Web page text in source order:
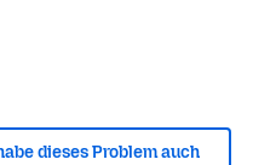
dieses Problem auch